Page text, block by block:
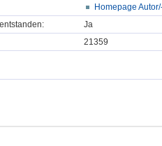
Homepage
Ja
21359